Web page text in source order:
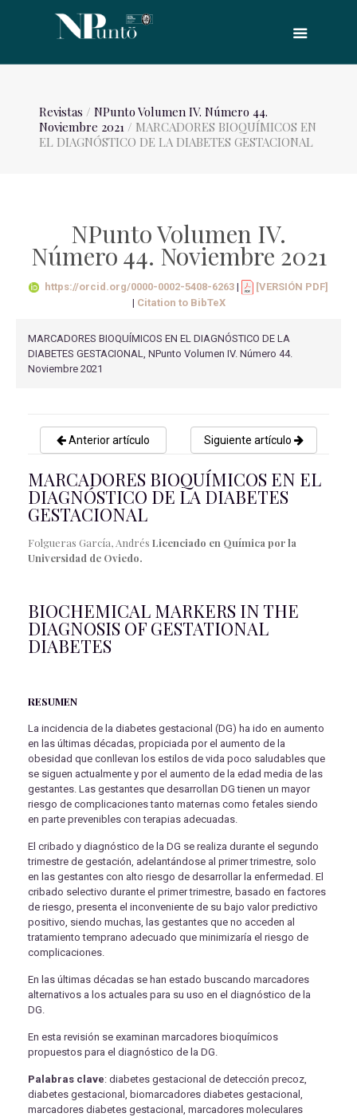
Revistas / NPunto Volumen IV. Número 44.
Noviembre 2021/ MARCADORES BIOQUÍMICOS EN
EL DIAGNÓSTICO DE LA DIABETES GESTACIONAL
NPunto Volumen IV.
Número 44. Noviembre 2021
https://orcid.org/0000-0002-5408-6263|
[VERSIÓN PDF]
| Citation to BibTeX
MARCADORES BIOQUÍMICOS EN EL DIAGNÓSTICO DE LA
DIABETES GESTACIONAL, NPunto Volumen IV. Número 44.
Noviembre 2021
Anterior artículo Siguiente artículo
MARCADORES BIOQUÍMICOS EN EL
DIAGNÓSTICO DE LA DIABETES
GESTACIONAL
Folgueras García, Andrés Licenciado en Química por la
Universidad de Oviedo.
BIOCHEMICAL MARKERS IN THE
DIAGNOSIS OF GESTATIONAL
DIABETES
RESUMEN
La incidencia de la diabetes gestacional (DG) ha ido en aumento
en las últimas décadas, propiciada por el aumento de la
obesidad que conllevan los estilos de vida poco saludables que
se siguen actualmente y por el aumento de la edad media de las
gestantes. Las gestantes que desarrollan DG tienen un mayor
riesgo de complicaciones tanto maternas como fetales siendo
en parte prevenibles con terapias adecuadas.
El cribado y diagnóstico de la DG se realiza durante el segundo
trimestre de gestación, adelantándose al primer trimestre, solo
en las gestantes con alto riesgo de desarrollar la enfermedad. El
cribado selectivo durante el primer trimestre, basado en factores
de riesgo, presenta el inconveniente de su bajo valor predictivo
positivo, siendo muchas, las gestantes que no acceden al
tratamiento temprano adecuado que minimizaría el riesgo de
complicaciones.
En las últimas décadas se han estado buscando marcadores
alternativos a los actuales para su uso en el diagnóstico de la
DG.
En esta revisión se examinan marcadores bioquímicos
propuestos para el diagnóstico de la DG.
Palabras clave: diabetes gestacional de detección precoz,
diabetes gestacional, biomarcadores diabetes gestacional,
marcadores diabetes gestacional, marcadores moleculares